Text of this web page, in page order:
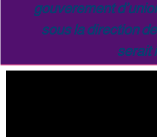
gouverement
sous la direction
serait